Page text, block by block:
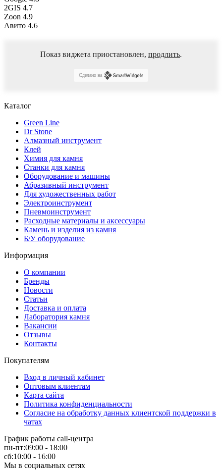
2GIS 4.7
Zoon 4.9
Авито 4.6
Показ виджета приостановлен, продлить.
Сделано на
Каталог
Green Line
Dr Stone
Алмазный инструмент
Клей
Химия для камня
Станки для камня
Оборудование и машины
Абразивный инструмент
Для художественных работ
Электроинструмент
Пневмоинструмент
Расходные материалы и аксессуары
Камень и изделия из камня
Б/У оборудование
Информация
О компании
Бренды
Новости
Статьи
Доставка и оплата
Лаборатория камня
Вакансии
Отзывы
Контакты
Покупателям
Вход в личный кабинет
Оптовым клиентам
Карта сайта
Политика конфиденциальности
Согласие на обработку данных клиентской поддержки в
чатах
График работы call-центра
пн-пт:09:00 - 18:00
сб:10:00 - 16:00
Мы в социальных сетях